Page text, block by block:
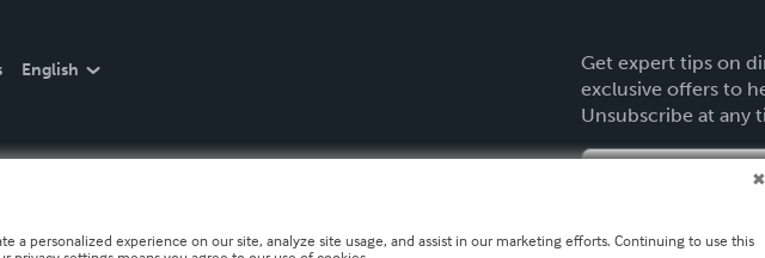
English
Get expert tips on
exclusive offers to
Unsubscribe at any
a personalized experience on our site, analyze site usage, and assist in our marketing efforts. Continuing to use this